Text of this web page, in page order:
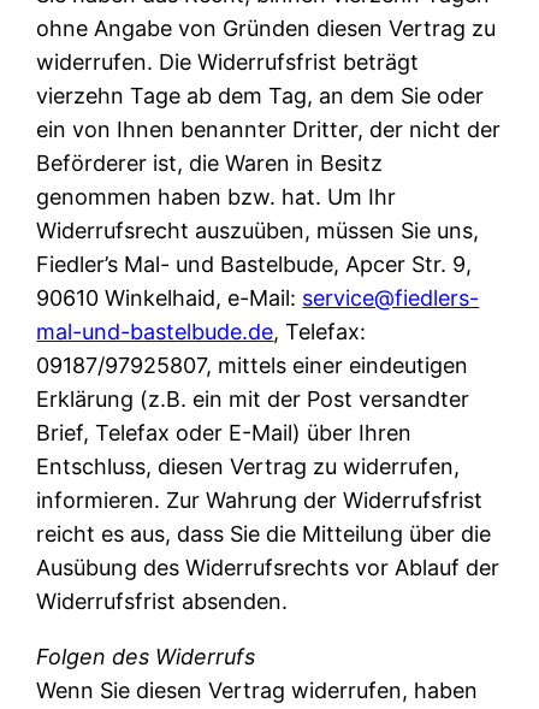
ohne Angabe von Gründen diesen Vertrag zu
widerrufen. Die Widerrufsfrist beträgt
vierzehn Tage ab dem Tag, an dem Sie oder
ein von Ihnen benannter Dritter, der nicht der
Beförderer ist, die Waren in Besitz
genommen haben bzw. hat. Um Ihr
Widerrufsrecht auszuüben, müssen Sie uns,
Fiedler’s Mal- und Bastelbude, Apcer Str. 9,
90610 Winkelhaid, e-Mail: service@fiedlers-
mal-und-bastelbude.de, Telefax:
09187/97925807, mittels einer eindeutigen
Erklärung (z.B. ein mit der Post versandter
Brief, Telefax oder E-Mail) über Ihren
Entschluss, diesen Vertrag zu widerrufen,
informieren. Zur Wahrung der Widerrufsfrist
reicht es aus, dass Sie die Mitteilung über die
Ausübung des Widerrufsrechts vor Ablauf der
Widerrufsfrist absenden.
Folgen des Widerrufs
Wenn Sie diesen Vertrag widerrufen, haben